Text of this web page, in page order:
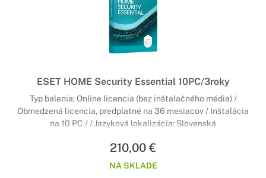
ESET HOME Security Essential 10PC/3roky
Typ balenia: Online licencia (bez inštalačného média) /
Obmedzená licencia, predplatné na 36 mesiacov / Inštalácia
na 10 PC / / Jazyková lokalizácia: Slovenská
210,00 €
NA SKLADE